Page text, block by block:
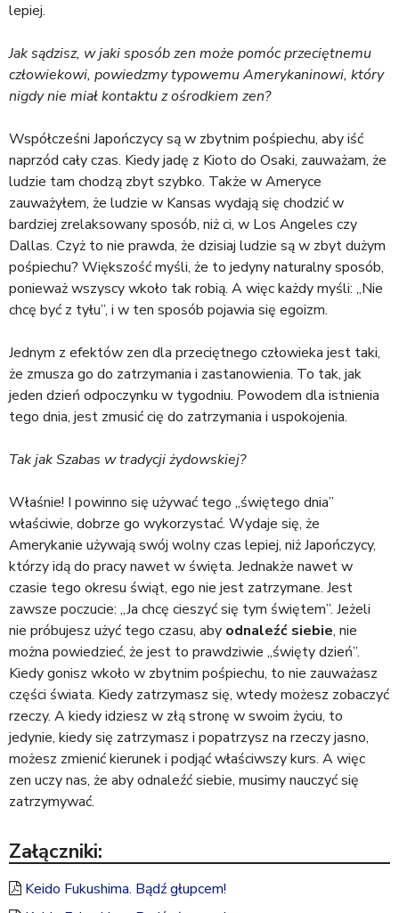
lepiej.
Jak sądzisz, w jaki sposób zen może pomóc przeciętnemu
człowiekowi, powiedzmy typowemu Amerykaninowi, który
nigdy nie miał kontaktu z ośrodkiem zen?
Współcześni Japończycy są w zbytnim pośpiechu, aby iść
naprzód cały czas. Kiedy jadę z Kioto do Osaki, zauważam, że
ludzie tam chodzą zbyt szybko. Także w Ameryce
zauważyłem, że ludzie w Kansas wydają się chodzić w
bardziej zrelaksowany sposób, niż ci, w Los Angeles czy
Dallas. Czyż to nie prawda, że dzisiaj ludzie są w zbyt dużym
pośpiechu? Większość myśli, że to jedyny naturalny sposób,
ponieważ wszyscy wkoło tak robią. A więc każdy myśli: „Nie
chcę być z tyłu”, i w ten sposób pojawia się egoizm.
Jednym z efektów zen dla przeciętnego człowieka jest taki,
że zmusza go do zatrzymania i zastanowienia. To tak, jak
jeden dzień odpoczynku w tygodniu. Powodem dla istnienia
tego dnia, jest zmusić cię do zatrzymania i uspokojenia.
Tak jak Szabas w tradycji żydowskiej?
Właśnie! I powinno się używać tego „świętego dnia”
właściwie, dobrze go wykorzystać. Wydaje się, że
Amerykanie używają swój wolny czas lepiej, niż Japończycy,
którzy idą do pracy nawet w święta. Jednakże nawet w
czasie tego okresu świąt, ego nie jest zatrzymane. Jest
zawsze poczucie: „Ja chcę cieszyć się tym świętem”. Jeżeli
nie próbujesz użyć tego czasu, aby odnaleźć siebie, nie
można powiedzieć, że jest to prawdziwie „święty dzień”.
Kiedy gonisz wkoło w zbytnim pośpiechu, to nie zauważasz
części świata. Kiedy zatrzymasz się, wtedy możesz zobaczyć
rzeczy. A kiedy idziesz w złą stronę w swoim życiu, to
jedynie, kiedy się zatrzymasz i popatrzysz na rzeczy jasno,
możesz zmienić kierunek i podjąć właściwszy kurs. A więc
zen uczy nas, że aby odnaleźć siebie, musimy nauczyć się
zatrzymywać.
Załączniki:
Keido Fukushima. Bądź głupcem!